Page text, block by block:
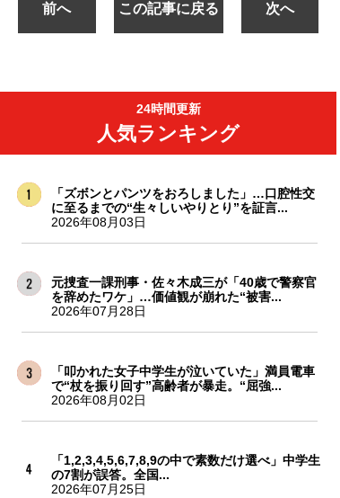
前へ この記事に戻る 次へ
24時間更新
人気ランキング
「ズボンとパンツをおろしました」…口腔性交
に至るまでの“生々しいやりとり”を証言...
2026年08月03日
元捜査一課刑事・佐々木成三が「40歳で警察官
を辞めたワケ」…価値観が崩れた“被害...
2026年07月28日
「叩かれた女子中学生が泣いていた」満員電車
で“杖を振り回す”高齢者が暴走。“屈強...
2026年08月02日
「1,2,3,4,5,6,7,8,9の中で素数だけ選べ」中学生
の7割が誤答。全国...
2026年07月25日